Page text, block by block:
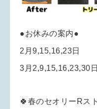
●お休みの案内●
2月9,15,16,23日
3月2,9,15,16,23,30日
🍀春のセオリーRス